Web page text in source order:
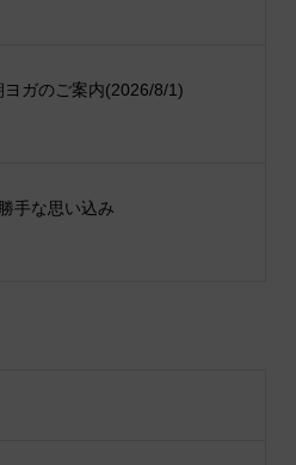
ヨガのご案内(2026/8/1)
手な思い込み